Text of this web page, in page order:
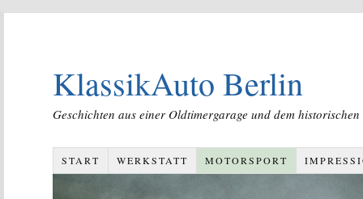
KlassikAuto Berlin
Geschichten aus einer Oldtimergarage und dem
START WERKSTATT MOTORSPORT